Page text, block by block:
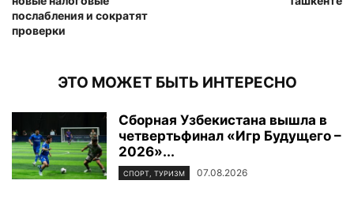
послабления и сократят
проверки
ЭТО МОЖЕТ БЫТЬ ИНТЕРЕСНО
Сборная Узбекистана вышла в
четвертьфинал «Игр Будущего –
2026»...
СПОРТ, ТУРИЗМ 07.08.2026